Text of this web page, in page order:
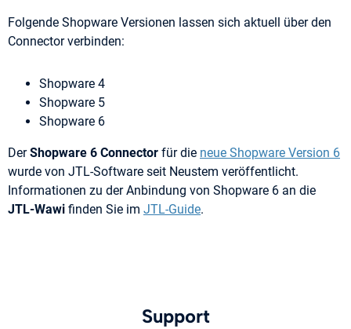
Folgende Shopware Versionen lassen sich aktuell über den
Connector verbinden:
Shopware 4
Shopware 5
Shopware 6
DerShopware 6 Connector für die neue Shopware Version 6
wurde von JTL-Software seit Neustem veröffentlicht.
Informationen zu der Anbindung von Shopware 6 an die
JTL-Wawi finden Sie im JTL-Guide.
Support